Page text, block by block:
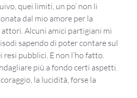
quei limiti, un po’ non li
dal mio amore per la
attori. Alcuni amici partigiani mi
sapendo di poter contare sul
pubblici. E non l’ho fatto.
più a fondo certi aspetti.
la lucidità, forse la